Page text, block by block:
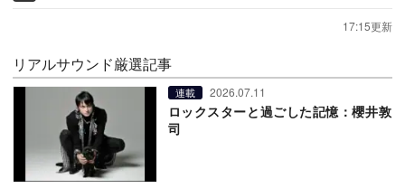
17:15更新
リアルサウンド厳選記事
連載 2026.07.11
ロックスターと過ごした記憶：櫻井敦
司